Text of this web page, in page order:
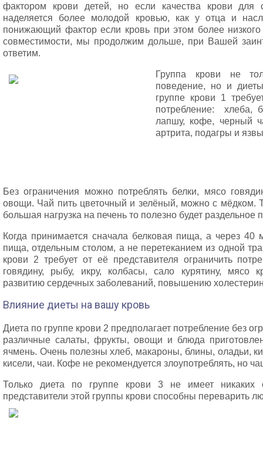
фактором крови детей, но если качества крови для
наделяется более молодой кровью, как у отца и
понижающий фактор если кровь при этом более низкого
совместимости, мы продолжим дольше, при Вашей
ответим.
Группа крови не
поведение, но и
группе крови 1
потребление: хлеба,
лапшу, кофе, черный
артрита, подагры и
Без ограничения можно потреблять белки, мясо
овощи. Чай пить цветочный и зелёный, можно с мёдком.
большая нагрузка на печень то полезно будет раздельное
Когда принимается сначала белковая пища, а через 40
пища, отдельным столом, а не перетеканием из одной
крови 2 требует от её представителя ограничить
говядину, рыбу, икру, колбасы, сало курятину, мясо
развитию сердечных заболеваний, повышению
Влияние диеты на вашу кровь
Диета по группе крови 2 предполагает потребление без
различные салаты, фрукты, овощи и блюда
ячмень. Очень полезны хлеб, макароны, блины, оладьи,
кисели, чаи. Кофе не рекомендуется злоупотреблять, но
Только диета по группе крови 3 не имеет никаких
представители этой группы крови способны переварить